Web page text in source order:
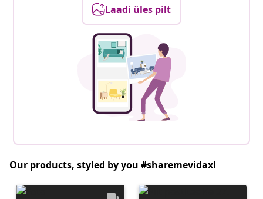
Laadi üles pilt
Our products, styled by you #sharemevidaxl